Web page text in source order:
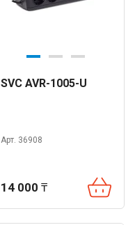
SVC AVR-1005-U
Арт. 36908
14 000 ₸